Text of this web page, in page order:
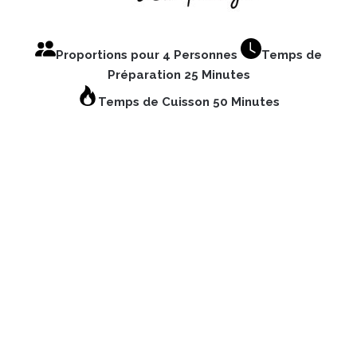
Proportions pour 4 Personnes
Temps de
Préparation 25 Minutes
Temps de Cuisson 50 Minutes